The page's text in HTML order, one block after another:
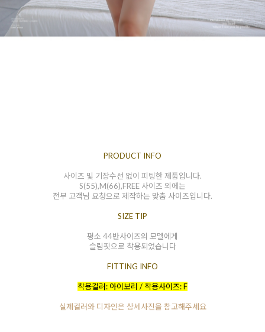
PRODUCT INFO
사이즈 및 기장수선 없이 피팅한 제품입니다.
S(55),M(66),FREE 사이즈 외에는
전부 고객님 요청으로 제작하는 맞춤 사이즈입니다.
SIZE TIP
평소 44반사이즈의 모델에게
슬림핏으로 착용되었습니다
FITTING INFO
착용컬러: 아이보리 / 착용사이즈: F
실제컬러와 디자인은 상세사진을 참고해주세요